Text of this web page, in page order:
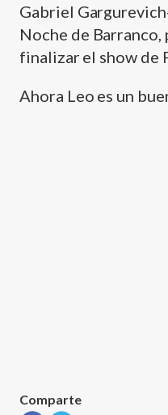
Gabriel
Noche de Barranco,
finalizar el show de
Ahora Leo es un
Comparte